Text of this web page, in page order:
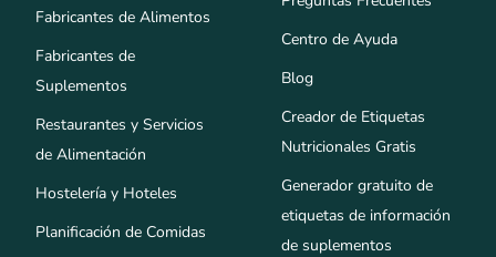
Fabricantes de Alimentos
Fabricantes de
Suplementos
Restaurantes y Servicios
de Alimentación
Hostelería y Hoteles
Planificación de Comidas
Centro de Ayuda
Blog
Creador de Etiquetas
Nutricionales Gratis
Generador gratuito de
etiquetas de información
de suplementos